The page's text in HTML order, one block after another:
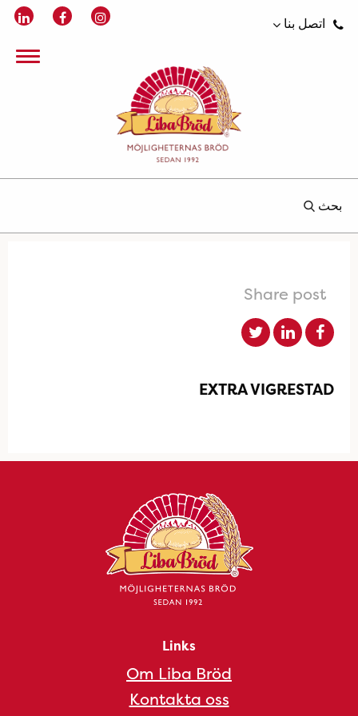
اتصل بنا
بحث
Share post
EXTRA VIGRESTAD
Links
Om Liba Bröd
Kontakta oss